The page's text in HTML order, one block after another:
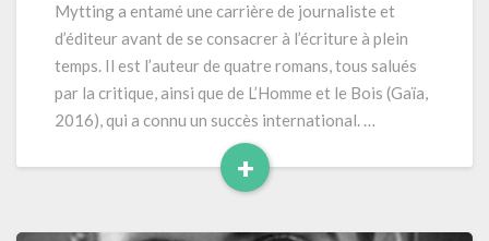
448
pages
Mytting a entamé une carrière de journaliste et
d’éditeur avant de se consacrer à l’écriture à plein
temps. Il est l’auteur de quatre romans, tous salués
par la critique, ainsi que de L’Homme et le Bois (Gaïa,
2016), qui a connu un succès international. …
+
Read